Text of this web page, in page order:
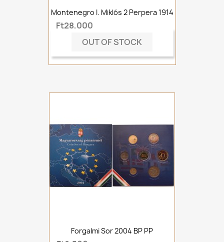
Montenegro I. Miklós 2 Perpera 1914
Ft28,000
OUT OF STOCK
Forgalmi Sor 2004 BP PP